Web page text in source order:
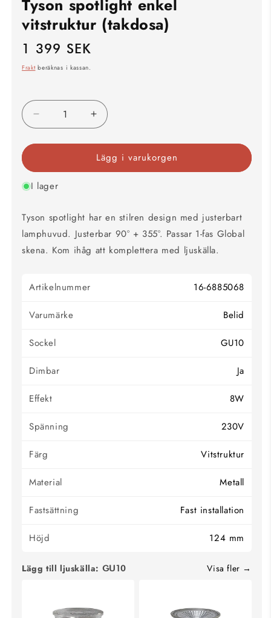
Tyson spotlight enkel
vitstruktur (takdosa)
Ordinarie
pris
1 399 SEK
Fraktberäknas i kassan.
Minska
kvantitet
för
spotlight
enkel
vitstruktur
Öka
kvantitet
för
Tyson
spotlight
Lägg i varukorgen
I lager
Tyson spotlight har en stilren design med justerbart
lamphuvud. Justerbar 90° + 355°. Passar 1-fas Global
skena. Kom ihåg att komplettera med ljuskälla.
Artikelnummer 16-6885068
Varumärke Belid
Sockel GU10
Dimbar Ja
Effekt 8W
Spänning 230V
Färg Vitstruktur
Material Metall
Fastsättning Fast installation
Höjd 124 mm
Lägg till ljuskälla: GU10 Visa fler